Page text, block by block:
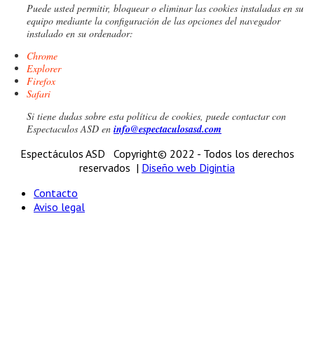
Puede usted permitir, bloquear o eliminar las cookies instaladas en su
equipo mediante la configuración de las opciones del navegador
instalado en su ordenador:
Chrome
Explorer
Firefox
Safari
Si tiene dudas sobre esta política de cookies, puede contactar con
Espectaculos ASD en info@espectaculosasd.com
Espectáculos ASD Copyright© 2022 - Todos los derechos
reservados | Diseño web Digintia
Contacto
Aviso legal